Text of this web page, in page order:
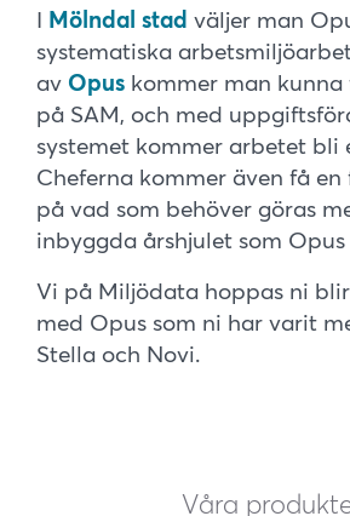
Mölndal stad väljer man
systematiska
av Opus kommer man kunna
på SAM, och med
systemet kommer arbetet bli
Cheferna kommer även få en
på vad som behöver göras
inbyggda årshjulet som
Vi på Miljödata hoppas ni
med Opus som ni har varit
Stella och Novi.
Våra